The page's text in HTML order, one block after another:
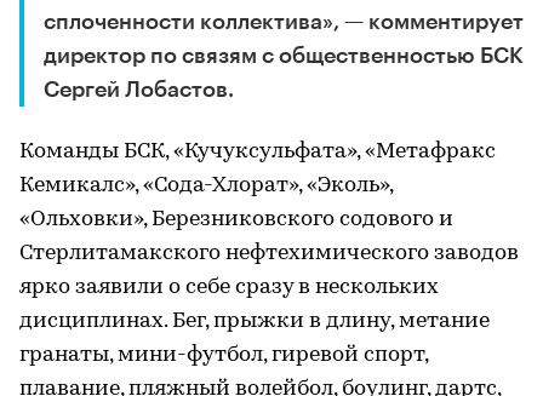
сплоченности коллектива», — комментирует
директор по связям с общественностью БСК
Сергей Лобастов.
Команды БСК, «Кучуксульфата», «Метафракс
Кемикалс», «Сода-Хлорат», «Эколь»,
«Ольховки», Березниковского содового и
Стерлитамакского нефтехимического заводов
ярко заявили о себе сразу в нескольких
дисциплинах. Бег, прыжки в длину, метание
гранаты, мини-футбол, гиревой спорт,
плавание, пляжный волейбол, боулинг, дартс,